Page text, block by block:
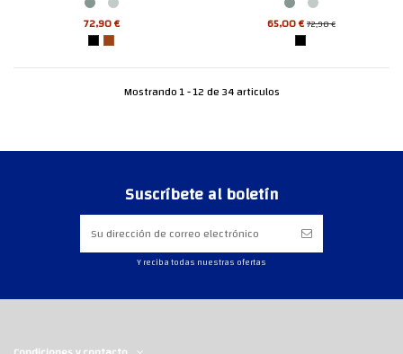
72,90 € 65,00 €72,90 €
Mostrando 1 - 12 de 34 articulos
Suscríbete al boletín
Y reciba todas nuestras ofertas